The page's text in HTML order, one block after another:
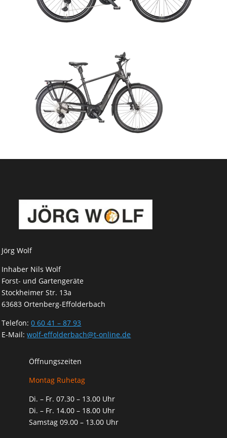
Jörg Wolf
Inhaber Nils Wolf
Forst- und Gartengeräte
Stockheimer Str. 13a
63683 Ortenberg-Effolderbach
Telefon:0 60 41 – 87 93
E-Mail:wolf-effolderbach@t-online.de
Öffnungszeiten
Montag Ruhetag
Di. – Fr. 07.30 – 13.00 Uhr
Di. – Fr. 14.00 – 18.00 Uhr
Samstag 09.00 – 13.00 Uhr